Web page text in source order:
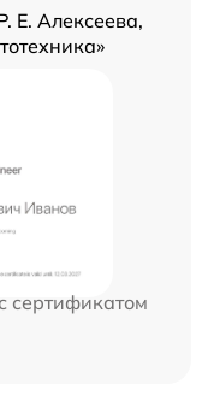
Е. Алексеева,
сертификатом